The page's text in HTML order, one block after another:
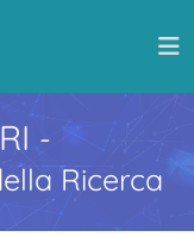
-
Ricerca